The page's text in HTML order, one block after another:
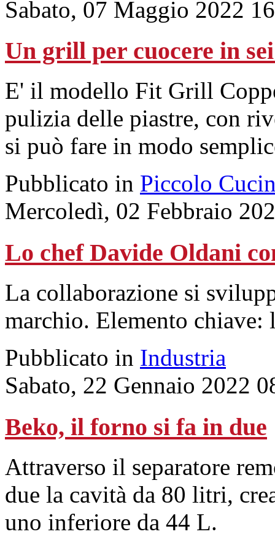
Sabato, 07 Maggio 2022
Un grill per cuocere in
E' il modello Fit Grill
pulizia delle piastre, con
si può fare in modo
Pubblicato in Piccolo
Mercoledì, 02 Febbraio
Lo chef Davide Oldani
La collaborazione si
marchio. Elemento chiave:
Pubblicato in Industria
Sabato, 22 Gennaio 2022
Beko, il forno si fa in due
Attraverso il separatore
due la cavità da 80 litri,
uno inferiore da 44 L.